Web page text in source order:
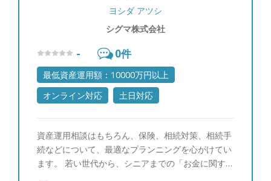
ヨシダ アツシ
シグマ株式会社
- 0件
最低資産運用額：10000万円以上
オンライン対応
土日対応
資産運用相談はもちろん、保険、相続対策、相続手
続などについて、最適なプランニングを心がけてい
ます。 若い世代から、シニアまでの「お金に関す